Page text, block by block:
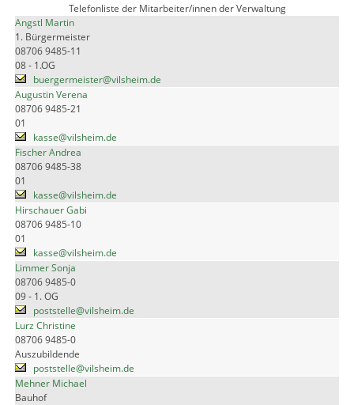
Telefonliste der Mitarbeiter/innen der Verwaltung
Angstl Martin
1. Bürgermeister
08706 9485-11
08 - 1.OG
buergermeister@vilsheim.de
Augustin Verena
08706 9485-21
01
kasse@vilsheim.de
Fischer Andrea
08706 9485-38
01
kasse@vilsheim.de
Hirschauer Gabi
08706 9485-10
01
kasse@vilsheim.de
Limmer Sonja
08706 9485-0
09 - 1. OG
poststelle@vilsheim.de
Lurz Christine
08706 9485-0
Auszubildende
poststelle@vilsheim.de
Mehner Michael
Bauhof